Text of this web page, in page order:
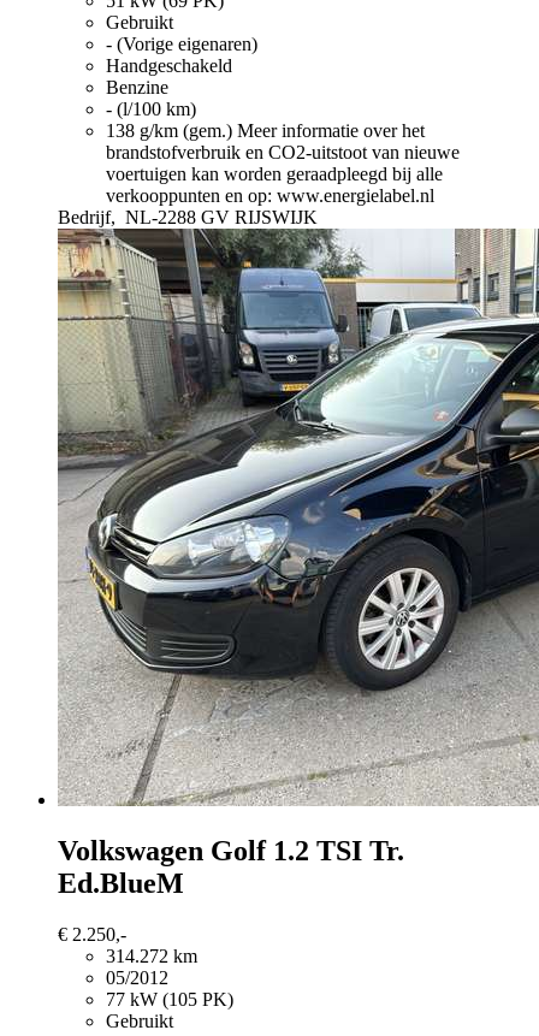
Gebruikt
- (Vorige eigenaren)
Handgeschakeld
Benzine
- (l/100 km)
138 g/km (gem.) Meer informatie over het
brandstofverbruik en CO2-uitstoot van nieuwe
voertuigen kan worden geraadpleegd bij alle
verkooppunten en op: www.energielabel.nl
Bedrijf, NL-2288 GV RIJSWIJK
Volkswagen Golf 1.2 TSI Tr.
Ed.BlueM
€ 2.250,-
314.272 km
05/2012
77 kW (105 PK)
Gebruikt